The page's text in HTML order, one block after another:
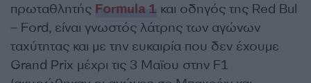
πρωταθλητής Formula 1 και οδηγός της Red Bul
– Ford, είναι γνωστός λάτρης των αγώνων
ταχύτητας και με την ευκαιρία που δεν έχουμε
Grand Prix μέχρι τις 3 Μαϊου στην F1